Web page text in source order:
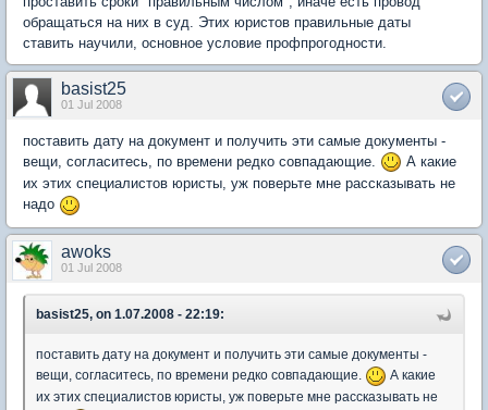
обращаться на них в суд. Этих юристов правильные даты
ставить научили, основное условие профпрогодности.
basist25
01 Jul 2008
поставить дату на документ и получить эти самые документы -
вещи, согласитесь, по времени редко совпадающие.
А какие
их этих специалистов юристы, уж поверьте мне рассказывать не
надо
awoks
01 Jul 2008
basist25, on 1.07.2008 - 22:19:
поставить дату на документ и получить эти самые документы -
вещи, согласитесь, по времени редко совпадающие.
А какие
их этих специалистов юристы, уж поверьте мне рассказывать не